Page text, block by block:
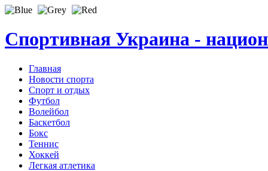
Спортивная Украина -
Главная
Новости спорта
Спорт и отдых
Футбол
Волейбол
Баскетбол
Бокс
Теннис
Хоккей
Легкая атлетика